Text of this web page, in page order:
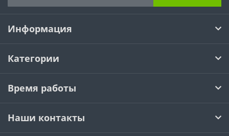
Информация
Категории
Время работы
Наши контакты